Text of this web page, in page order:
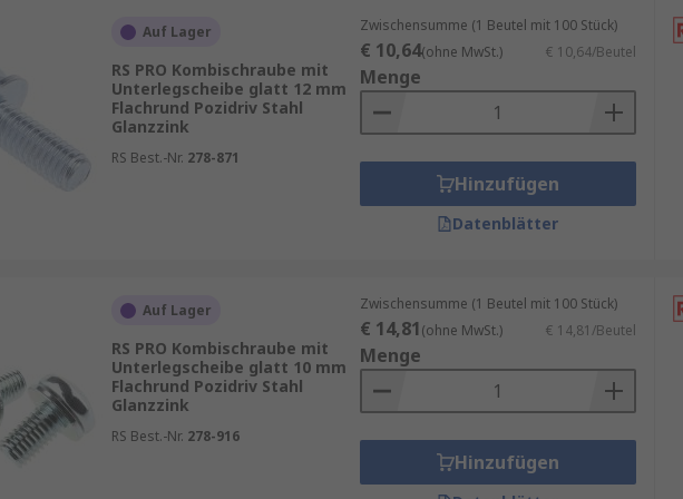
Kompetenzen und Fähigkeiten in den Bereichen Digital und Supply Chain,
Einblicke und datengeleitete Entscheidungen zu ermöglichen.
Auf Lager
RS PRO Kombischraube mit
Unterlegscheibe glatt 12 mm
Flachrund Pozidriv Stahl
Glanzzink
RS Best.-Nr. 278-871
Zwischensumme (1 Beutel mit 100 Stück)
€ 10,64(ohne MwSt.) € 10,64/Beutel
Menge
Hinzufügen
Datenblätter
Auf Lager
RS PRO Kombischraube mit
Unterlegscheibe glatt 10 mm
Flachrund Pozidriv Stahl
Glanzzink
RS Best.-Nr. 278-916
Zwischensumme (1 Beutel mit 100 Stück)
€ 14,81(ohne MwSt.) € 14,81/Beutel
Menge
Hinzufügen